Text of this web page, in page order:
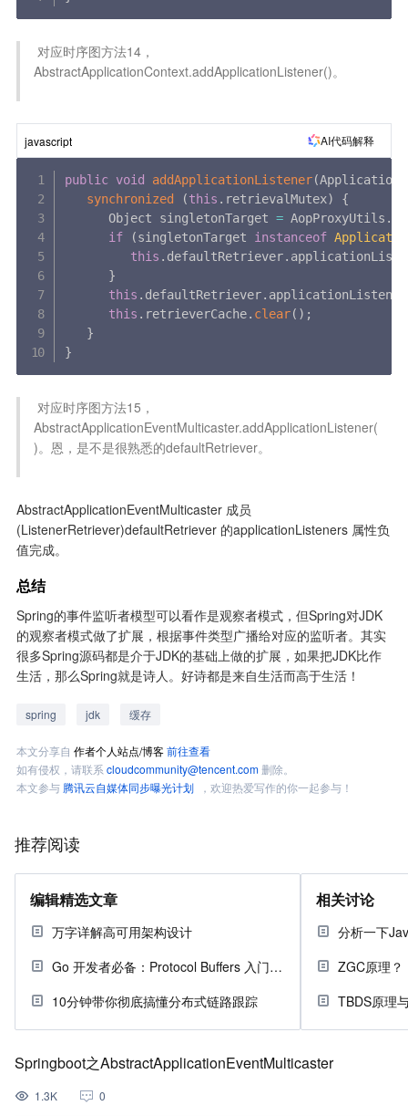
AbstractApplicationContext.addApplicationListener()。
javascript AI代码解释
public void addApplicationListener(
synchronized
(this . retrievalMutex)
{
      Object singletonTarget
= AopProxyUtils .
if
(singletonTarget instanceof
this . defaultRetriever.
}
this . defaultRetriever.
this . retrieverCache. clear( ) ;
}
}
AbstractApplicationEventMulticaster.addApplicationListener(
)。恩，是不是很熟悉的defaultRetriever。
AbstractApplicationEventMulticaster 成员
(ListenerRetriever)defaultRetriever 的applicationListeners 属性负
值完成。
总结
Spring的事件监听者模型可以看作是观察者模式，但Spring对JDK
的观察者模式做了扩展，根据事件类型广播给对应的监听者。其实
很多Spring源码都是介于JDK的基础上做的扩展，如果把JDK比作
生活，那么Spring就是诗人。好诗都是来自生活而高于生活！
spring jdk 缓存
本文分享自 作者个人站点/博客前往查看
如有侵权，请联系 cloudcommunity@tencent.com删除。
本文参与 腾讯云自媒体同步曝光计划 ，欢迎热爱写作的你一起参与！
推荐阅读
编辑精选文章
万字详解高可用架构设计
Go 开发者必备：Protocol Buffers 入门指南
10分钟带你彻底搞懂分布式链路跟踪
相关讨论
ZGC原理？
TBDS原理
Springboot之AbstractApplicationEventMulticaster
1.3K 0